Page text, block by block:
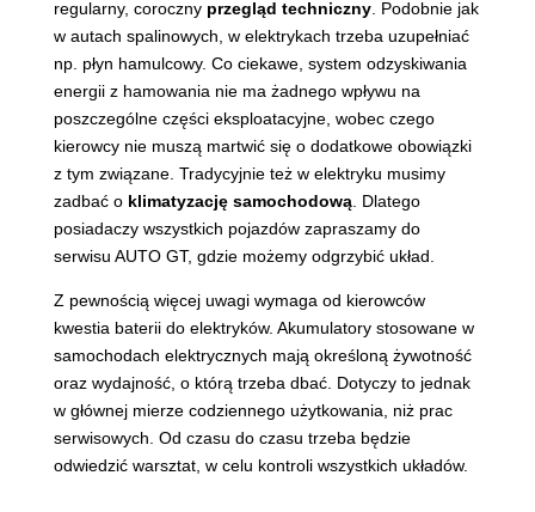
regularny, coroczny przegląd techniczny. Podobnie jak
w autach spalinowych, w elektrykach trzeba uzupełniać
np. płyn hamulcowy. Co ciekawe, system odzyskiwania
energii z hamowania nie ma żadnego wpływu na
poszczególne części eksploatacyjne, wobec czego
kierowcy nie muszą martwić się o dodatkowe obowiązki
z tym związane. Tradycyjnie też w elektryku musimy
zadbać o klimatyzację samochodową. Dlatego
posiadaczy wszystkich pojazdów zapraszamy do
serwisu AUTO GT, gdzie możemy odgrzybić układ.
Z pewnością więcej uwagi wymaga od kierowców
kwestia baterii do elektryków. Akumulatory stosowane w
samochodach elektrycznych mają określoną żywotność
oraz wydajność, o którą trzeba dbać. Dotyczy to jednak
w głównej mierze codziennego użytkowania, niż prac
serwisowych. Od czasu do czasu trzeba będzie
odwiedzić warsztat, w celu kontroli wszystkich układów.